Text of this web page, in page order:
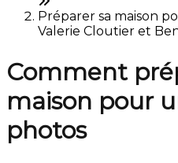
Préparer sa maison
Valerie Cloutier et
Comment
maison pour
photos